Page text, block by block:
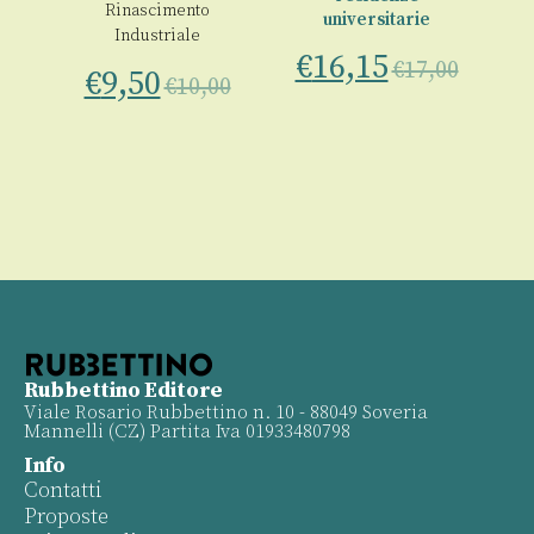
Rinascimento
Industriale
€9,50€10,00
universitarie
€16,15€17,00
Rubbettino Editore
Viale Rosario Rubbettino n. 10 - 88049 Soveria
Mannelli (CZ) Partita Iva 01933480798
Info
Contatti
Proposte